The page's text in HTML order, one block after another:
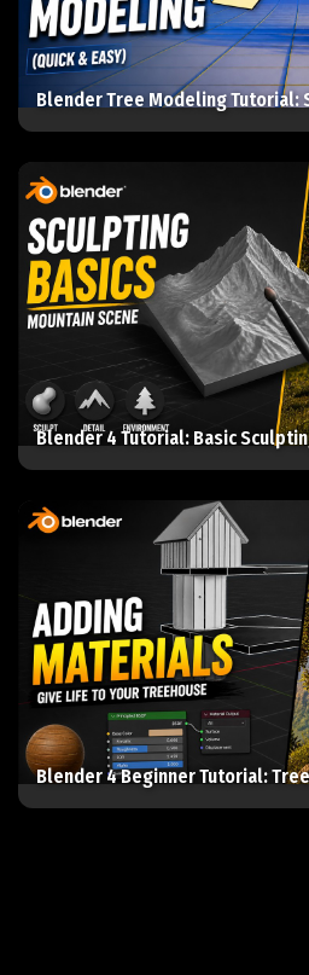
Blender Tree Modeling Tutorial:
Blender 4 Tutorial: Basic
Blender 4 Beginner Tutorial: